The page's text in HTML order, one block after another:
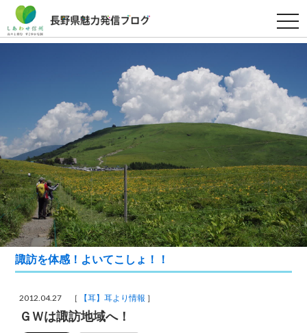
t
o
g
a
v
g
a
t
o
n
諏訪を体感！よいてこしょ！！
2012.04.27 ［ 【耳】耳より情報 ］
ＧＷは諏訪地域へ！